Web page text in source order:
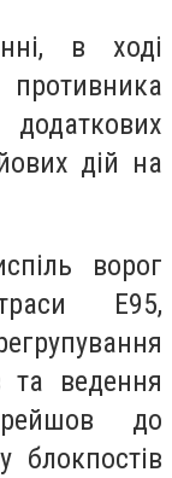
в ході
дій на
ворог
Е95,
та ведення
до